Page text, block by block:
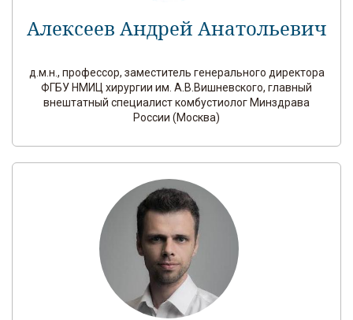
Алексеев Андрей Анатольевич
д.м.н., профессор, заместитель генерального директора
ФГБУ НМИЦ хирургии им. А.В.Вишневского, главный
внештатный специалист комбустиолог Минздрава
России (Москва)